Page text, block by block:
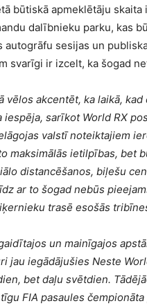
būtiskā apmeklētāju
dalībnieku parku, kas
autogrāfu sesijas un
svarīgi ir izcelt, ka šogad
vēlos akcentēt, ka laikā,
iespēja, sarīkot World RX
valstī noteiktajiem
maksimālās ietilpības, bet
distancēšanos, biļešu
ar to šogad nebūs
trasē esošās
un mainīgajos
jau iegādājušies Neste
bet daļu svētdien.
FIA pasaules